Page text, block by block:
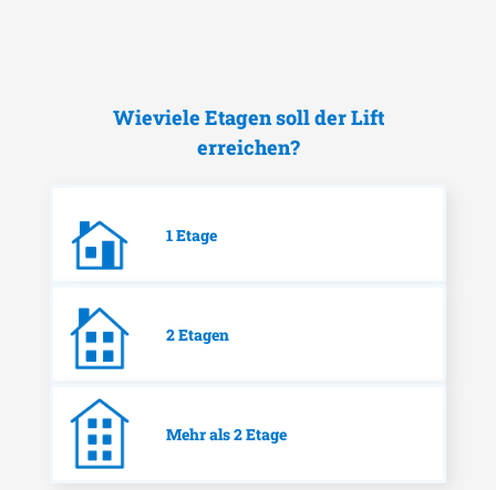
Wieviele Etagen soll der Lift
erreichen?
1 Etage
2 Etagen
Mehr als 2 Etage